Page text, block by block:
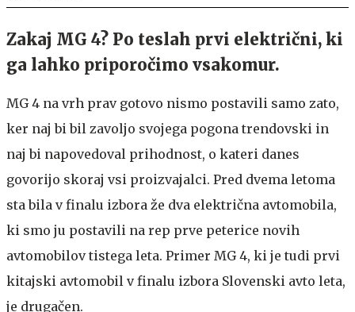
Zakaj MG 4? Po teslah prvi električni, ki
ga lahko priporočimo vsakomur.
MG 4 na vrh prav gotovo nismo postavili samo zato,
ker naj bi bil zavoljo svojega pogona trendovski in
naj bi napovedoval prihodnost, o kateri danes
govorijo skoraj vsi proizvajalci. Pred dvema letoma
sta bila v finalu izbora že dva električna avtomobila,
ki smo ju postavili na rep prve peterice novih
avtomobilov tistega leta. Primer MG 4, ki je tudi prvi
kitajski avtomobil v finalu izbora Slovenski avto leta,
je drugačen.